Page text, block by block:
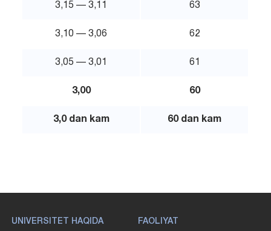
3,15 — 3,11 63
3,10 — 3,06 62
3,05 — 3,01 61
3,00 60
3,0 dan kam 60 dan kam
UNIVERSITET HAQIDA FAOLIYAT